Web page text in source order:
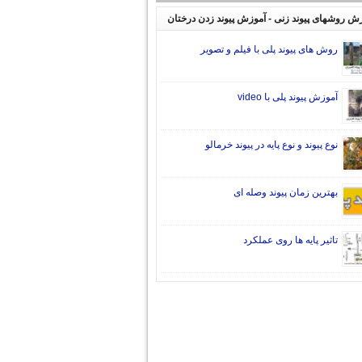
روشهای پیوند زنی - آموزش پیوند زدن درختان
روش های پیوند پلی با فیلم و تصویر
آموزش پیوند پلی با video
نوع پیوند و نوع پایه در پیوند خرمالو
بهترین زمان پیوند وصله ای
تاثیر پایه ها روی عملکرد